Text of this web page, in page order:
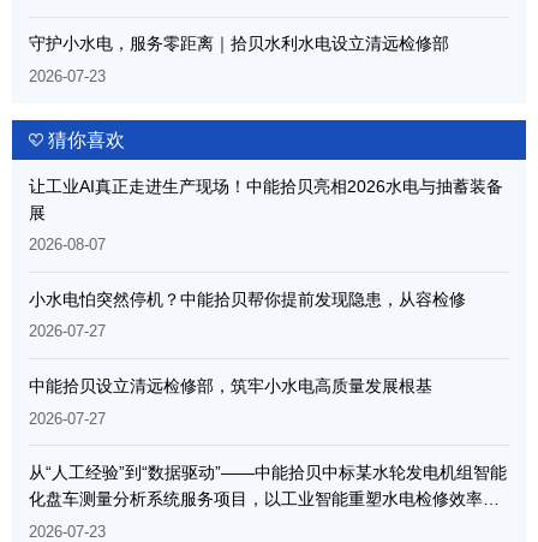
守护小水电，服务零距离｜拾贝水利水电设立清远检修部
2026-07-23
猜你喜欢
让工业AI真正走进生产现场！中能拾贝亮相2026水电与抽蓄装备
展
2026-08-07
小水电怕突然停机？中能拾贝帮你提前发现隐患，从容检修
2026-07-27
中能拾贝设立清远检修部，筑牢小水电高质量发展根基
2026-07-27
从“人工经验”到“数据驱动”——中能拾贝中标某水轮发电机组智能
化盘车测量分析系统服务项目，以工业智能重塑水电检修效率边
界
2026-07-23